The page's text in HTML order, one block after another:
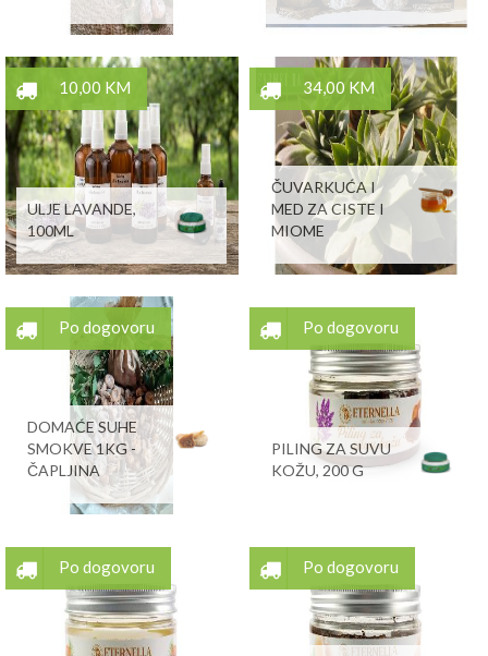
10,00 KM
ULJE LAVANDE,
100ML
34,00 KM
ČUVARKUĆA I
MED ZA CISTE I
MIOME
Po dogovoru
DOMAĆE SUHE
SMOKVE 1KG -
ČAPLJINA
Po dogovoru
PILING ZA SUVU
KOŽU, 200 G
Po dogovoru Po dogovoru